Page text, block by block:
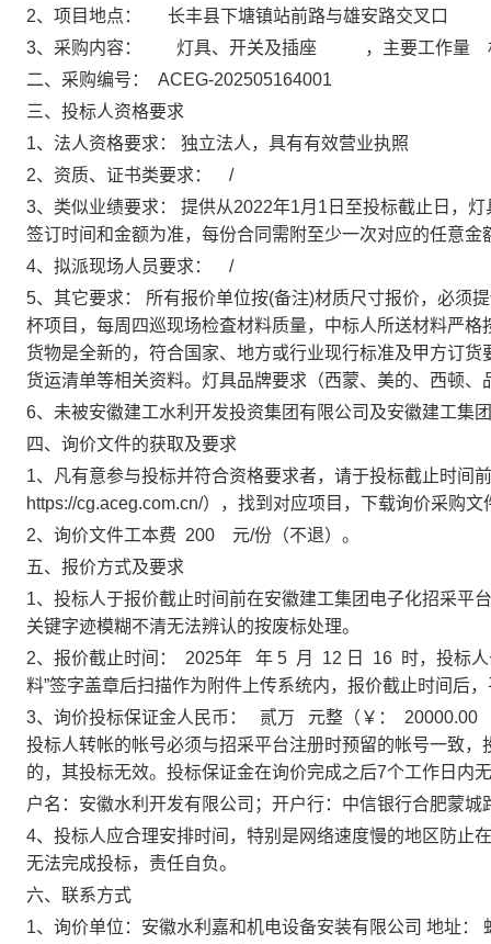
2、项目地点：
长丰县下塘镇站前路与雄安路交叉口
3、采购内容： 灯具、开关及插座 ， 主要工作量
二、采购编号：
ACEG-202505164001
三、 投标人资格要求
1、 法人资格要求：
独立法人，具有有效营业执照
2、 资质、证书类要求：
/
3、 类似业绩要求： 提供从2022年1月1日至投标截止日，
签订时间和金额为准，每份合同需附至少一次对应的任意金
4、 拟派现场人员要求 ：
/
5、 其它要求： 所有报价单位按(备注)材质尺寸报价，必须
杯项目，每周 四巡现场检査材料质量，中标人所送材料严格
货物是全新的， 符合国家、地方或行业现行标准及甲方订货
货运清单等相关资料。 灯具品牌要求（西蒙、美的、西顿
6、未被安徽建工水利开发投资集团有限公司及安徽建工集
四、询价文件的获取及要求
1、凡有意参与投标并符合资格要求者，请于投标截止时间
https://cg.aceg.com.cn/）
，找到对应项目，下载询价采购文
2、 询价文件工本费 200 元/份（不退） 。
五、报价方式及要求
1、投标人于报价截止时间前在安徽建工集团 电子化招采平
关键字迹模糊不清无法辨认的按废标处理。
2、 报价截止时间： 2025年 年 5 月 12 日 16 时，投标人
料”签字盖章后扫描作为附件 上传系统内， 报价截止时间 后，
3、 询价投标保证金人民币： 贰万 元整 （ ￥：
20000.00
投标人转帐的帐号必须与招采平台注册时预留的帐号一致，
的，其投标无效。 投标保证金在询价完成之后7个工作日内
户名：安徽水利开发有限公司；开户行：中信银行合肥蒙城
4、投标人应合理安排时间，特别是网络速度慢的地区防止
无法完成投标，责任自负。
六、联系方式
1、询价单位： 安徽水利嘉和机电设备安装有限公司 地址：